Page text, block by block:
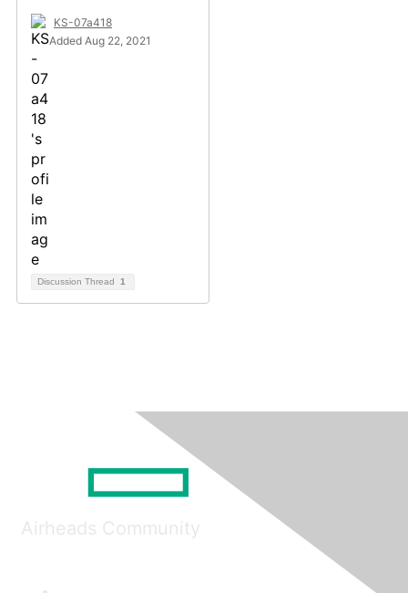
KS-07a418
Added Aug 22, 2021
Discussion Thread 1
Airheads Community